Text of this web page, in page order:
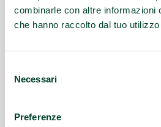
combinarle con altre informazioni
che hanno raccolto dal tuo
delNecessari
Preferenze